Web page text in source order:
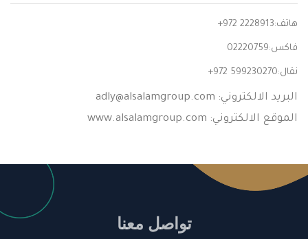
هاتف:+972 2228913
فاكس:02220759
نقال:+972 599230270
البريد الالكتروني: adly@alsalamgroup.com
الموقع الالكتروني: www.alsalamgroup.com
تواصل معنا